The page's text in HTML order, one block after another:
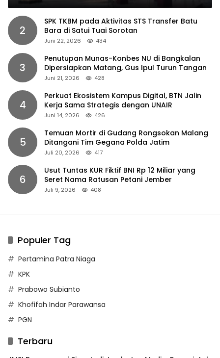
2
SPK TKBM pada Aktivitas STS Transfer Batu
Bara di Satui Tuai Sorotan
Juni 22, 2026 434
3
Penutupan Munas-Konbes NU di Bangkalan
Dipersiapkan Matang, Gus Ipul Turun Tangan
Juni 21, 2026 428
4
Perkuat Ekosistem Kampus Digital, BTN Jalin
Kerja Sama Strategis dengan UNAIR
Juni 14, 2026 426
5
Temuan Mortir di Gudang Rongsokan Malang
Ditangani Tim Gegana Polda Jatim
Juli 20, 2026 417
6
Usut Tuntas KUR Fiktif BNI Rp 12 Miliar yang
Seret Nama Ratusan Petani Jember
Juli 9, 2026 408
Populer Tag
Pertamina Patra Niaga
KPK
Prabowo Subianto
Khofifah Indar Parawansa
PGN
Terbaru